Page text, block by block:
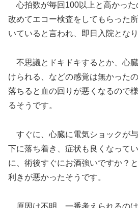
心拍数が毎回100以上と高かった
改めてエコー検査をしてもらった
いていると言われ、即日入院となり
不思議とドキドキするとか、心
けられる、などの感覚は無かった
落ちると血の回りが悪くなるので
るそうです。
すぐに、心臓に電気ショックが
下に落ち着き、症状も良くなって
に、術後すぐにお酒強いですか？
利きが悪かったそうです。
原因は不明。一番考えられるのは